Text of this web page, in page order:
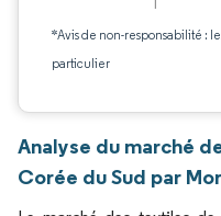
*Avis de non-responsabilité :
particulier
Analyse du marché
Corée du Sud par